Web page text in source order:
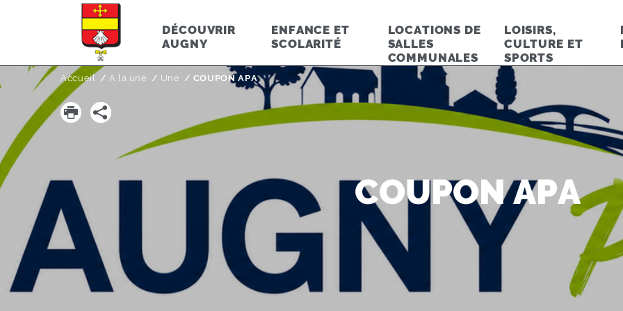
DÉCOUVRIR
AUGNY
ENFANCE ET
SCOLARITÉ
LOCATIONS DE
SALLES
COMMUNALES
LOISIRS,
CULTURE ET
SPORTS
Accueil A la une Page active :
Une COUPON APA
COUPON APA